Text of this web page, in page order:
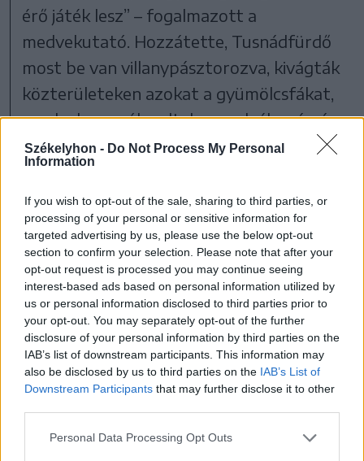
Székelyhon - Do Not Process My Personal
Information
If you wish to opt-out of the sale, sharing to third parties, or
processing of your personal or sensitive information for
targeted advertising by us, please use the below opt-out
section to confirm your selection. Please note that after your
opt-out request is processed you may continue seeing
interest-based ads based on personal information utilized by
us or personal information disclosed to third parties prior to
your opt-out. You may separately opt-out of the further
disclosure of your personal information by third parties on the
IAB’s list of downstream participants. This information may
also be disclosed by us to third parties on the IAB’s List of
Downstream Participants that may further disclose it to other
Personal Data Processing Opt Outs
érő játék lesz” – fogalmazott a
medvekutató. Hozzátette, Tusnádfürdő
most be van villanypásztorozva, kivágták
közterületeken azokat a gyümölcsfákat,
amelyek vonzók voltak a medvék számára,
illetve a hulladékot is elérhetetlenné
tették az állatok számára.
Domokos Csaba úgy véli,
Marosvásárhelyen nagyon fontos lépés
lenne az, hogyha az állatkertbe nem
tudnának bejárni a medvék. Mint
kifejtette, egy megfelelő villanypásztort
kellene a már meglevő kerítésre szerelni,
mert a kerítés nem jelent nekik akadályt.
Azt is hozzátette, a Somostetőn a
úgy kellene megoldani, hogy a medvék ne